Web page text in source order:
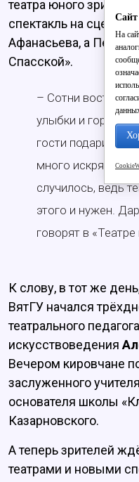
театра юного
спектакль на сцене
Афанасьева, а
Спасской».
– Сотни
улыбки и горячие
гости подарили
много искрящейся
случилось, ведь
этого и нужен.
говорят в
К слову, в тот же
ВятГУ начался
театрального
искусствоведения
Вечером кировчане
заслуженного
основателя школы
Казарновского.
А теперь зрителей
театрами и новыми
Сайт
На